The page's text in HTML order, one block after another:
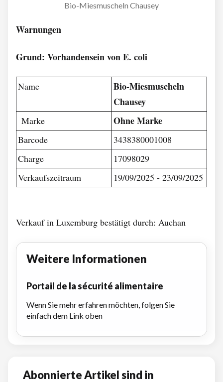
Bio-Miesmuscheln Chausey
Warnungen
Grund: Vorhandensein von E. coli
Name
Bio-Miesmuscheln
Chausey
Marke Ohne Marke
Barcode
3438380001008
Charge
17098029
Verkaufszeitraum
19/09/2025 - 23/09/2025
Verkauf in Luxemburg bestätigt durch: Auchan
Weitere Informationen
Portail de la sécurité alimentaire
Wenn Sie mehr erfahren möchten, folgen Sie
einfach dem Link oben
Abonnierte Artikel sind in